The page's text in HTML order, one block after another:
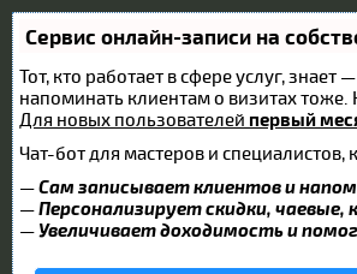
Сервис онлайн-записи на
Тот, кто работает в сфере услуг,
напоминать клиентам о визитах
Для новых пользователей первый
Чат-бот для мастеров и
—Сам записывает клиентов и
—Персонализирует скидки, чаевые,
— Увеличивает доходимость и